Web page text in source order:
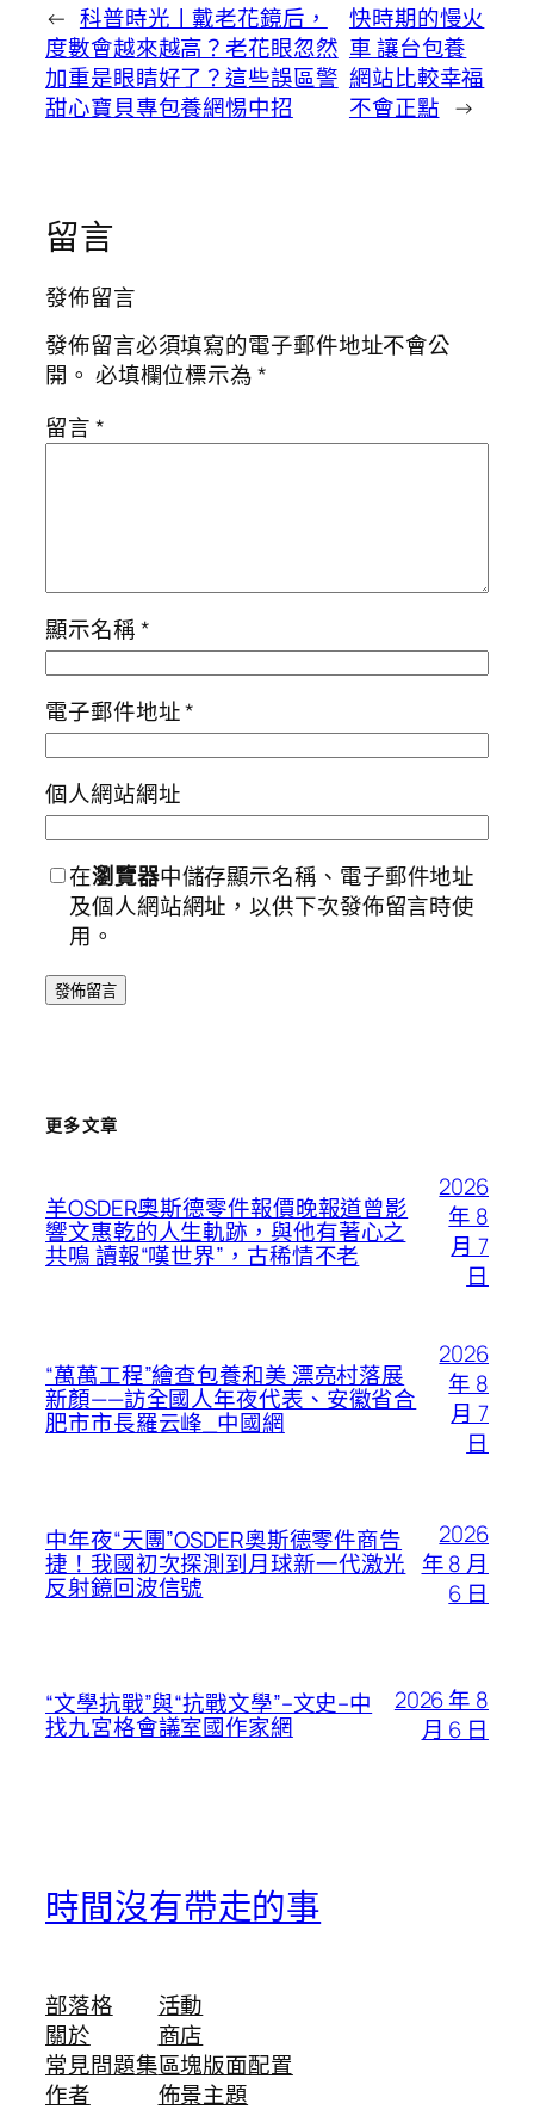
← 科普時光丨戴老花鏡后，
度數會越來越高？老花眼忽然
加重是眼睛好了？這些誤區警
甜心寶貝專包養網惕中招
快時期的慢火
車 讓台包養
網站比較幸福
不會正點 →
留言
發佈留言
發佈留言必須填寫的電子郵件地址不會公
開。 必填欄位標示為*
留言*
顯示名稱*
電子郵件地址*
個人網站網址
在瀏覽器中儲存顯示名稱、電子郵件地址
及個人網站網址，以供下次發佈留言時使
用。
更多文章
羊OSDER奧斯德零件報價晚報道曾影
響文惠乾的人生軌跡，與他有著心之
共鳴 讀報“嘆世界”，古稀情不老
2026
年 8
月 7
日
“萬萬工程”繪查包養和美 漂亮村落展
新顏——訪全國人年夜代表、安徽省合
肥市市長羅云峰_中國網
2026
年 8
月 7
日
中年夜“天團”OSDER奧斯德零件商告
捷！我國初次探測到月球新一代激光
反射鏡回波信號
2026
年 8 月
6 日
“文學抗戰”與“抗戰文學”–文史–中
找九宮格會議室國作家網
2026 年 8
月 6 日
時間沒有帶走的事
部落格
關於
常見問題集
作者
活動
商店
區塊版面配置
佈景主題